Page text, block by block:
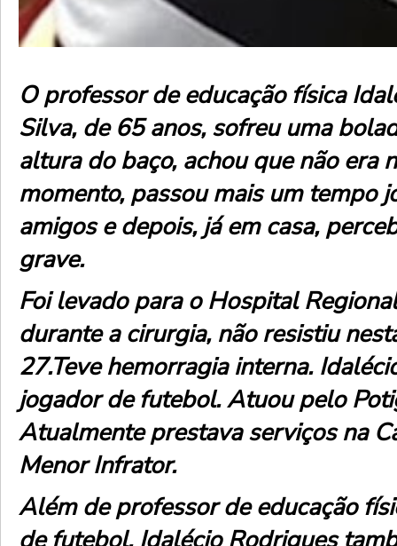
O professor de educação física
Silva, de 65 anos, sofreu uma
altura do baço, achou que não era
momento, passou mais um tempo
amigos e depois, já em casa,
grave.
Foi levado para o Hospital
durante a cirurgia, não resistiu
27.Teve hemorragia interna.
jogador de futebol. Atuou pelo
Atualmente prestava serviços na
Menor Infrator.
Além de professor de educação